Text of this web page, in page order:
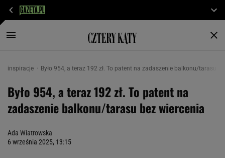
inspiracje Było 954, a teraz 192 zł. To patent na zadaszenie balkonu/tarasu
Było 954, a teraz 192 zł. To patent na
zadaszenie balkonu/tarasu bez wiercenia
Ada Wiatrowska
6 września 2025, 13:15